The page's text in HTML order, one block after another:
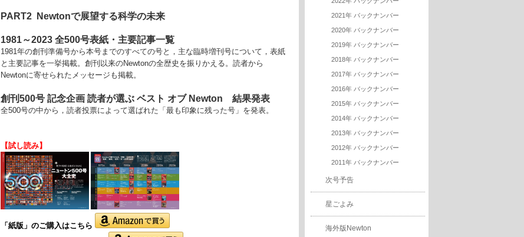
PART2 Newtonで展望する科学の未来
1981～2023 全500号表紙・主要記事一覧
1981年の創刊準備号から本号までのすべての号と，主な臨時増刊号について，表紙
と主要記事を一挙掲載。創刊以来のNewtonの全歴史を振りかえる。読者から
Newtonに寄せられたメッセージも掲載。
創刊500号 記念企画 読者が選ぶ ベスト オブ Newton 結果発表
全500号の中から，読者投票によって選ばれた「最も印象に残った号」を発表。
【試し読み】
「紙版」のご購入はこちら
2021年 バックナンバー
2020年 バックナンバー
2019年 バックナンバー
2018年 バックナンバー
2017年 バックナンバー
2016年 バックナンバー
2015年 バックナンバー
2014年 バックナンバー
2013年 バックナンバー
2012年 バックナンバー
2011年 バックナンバー
次号予告
星ごよみ
海外版Newton